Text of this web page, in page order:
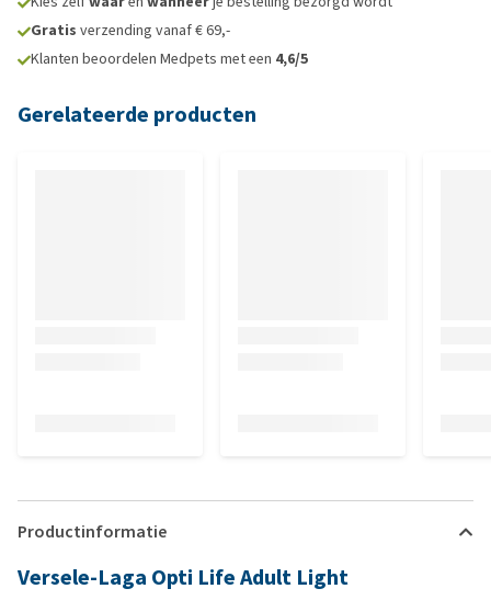
Gratis verzending vanaf € 69,-
Klanten beoordelen Medpets met een 4,6/5
Gerelateerde producten
Productinformatie
Versele-Laga Opti Life Adult Light